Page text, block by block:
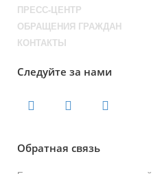
ПРЕСС-ЦЕНТР
ОБРАЩЕНИЯ ГРАЖДАН
КОНТАКТЫ
Следуйте за нами
Обратная связь